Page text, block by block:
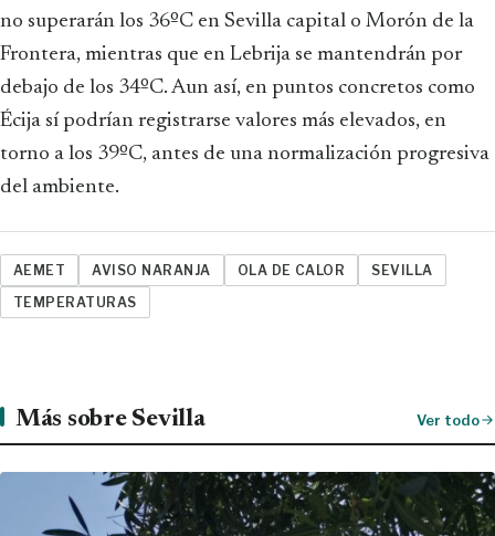
no superarán los 36ºC en Sevilla capital o Morón de la
Frontera, mientras que en Lebrija se mantendrán por
debajo de los 34ºC. Aun así, en puntos concretos como
Écija sí podrían registrarse valores más elevados, en
torno a los 39ºC, antes de una normalización progresiva
del ambiente.
AEMET AVISO NARANJA OLA DE CALOR
SEVILLA
TEMPERATURAS
Más sobre Sevilla Ver todo